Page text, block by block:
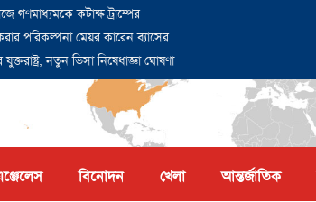
গণমাধ্যমকে কটাক্ষ ট্রাম্পের
পরিকল্পনা মেয়র কারেন ব্যাসের
নতুন ভিসা নিষেধাজ্ঞা ঘোষণা
বিনোদন খেলা আন্তর্জাতিক